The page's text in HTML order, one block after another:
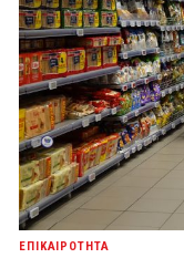
ΕΠΙΚΑΙΡΟΤΗΤΑ